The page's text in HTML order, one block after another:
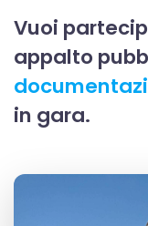
Vuoi
appalto
in gara.